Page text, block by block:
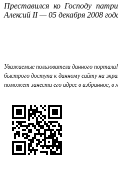
Преставился ко Господу
Алексий II — 05 декабря 2008
Уважаемые пользователи данного портала!
быстрого доступа к данному сайту на
поможет занести его адрес в избранное,